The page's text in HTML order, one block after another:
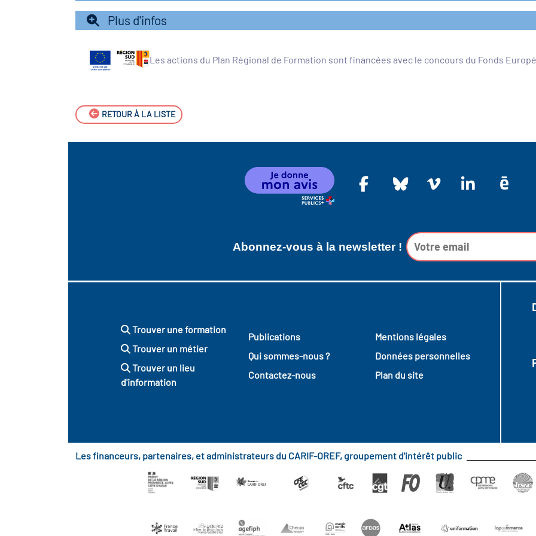
Plus d'infos
Les actions du Plan Régional de Formation sont financées avec le concours du Fonds
RETOUR À LA LISTE
Abonnez-vous à la newsletter !
Trouver une formation
Trouver un métier
Trouver un lieu
d'information
Publications
Qui sommes-nous ?
Contactez-nous
Mentions légales
Données personnelles
Plan du site
Les financeurs, partenaires, et administrateurs du CARIF-OREF, groupement d'intérêt public